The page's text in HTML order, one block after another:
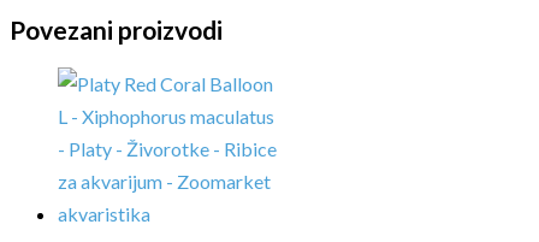
Povezani proizvodi